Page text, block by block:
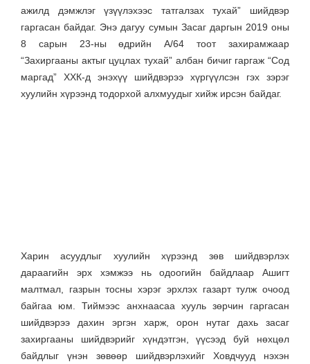
ажилд дэмжлэг үзүүлэхээс татгалзах тухай” шийдвэр
гаргасан байдаг. Энэ дагуу сумын Засаг даргын 2019 оны
8 сарын 23-ны өдрийн А/64 тоот захирамжаар
“Захиргааны актыг цуцлах тухай” албан бичиг гаргаж “Сод
маргад” ХХК-д энэхүү шийдвэрээ хүргүүлсэн гэх зэрэг
хуулийн хүрээнд тодорхой алхмуудыг хийж ирсэн байдаг.
Харин асуудлыг хуулийн хүрээнд зөв шийдвэрлэх
дараагийн эрх хэмжээ нь одоогийн байдлаар Ашигт
малтмал, газрын тосны хэрэг эрхлэх газарт тулж очоод
байгаа юм. Тиймээс анхнаасаа хууль зөрчин гаргасан
шийдвэрээ дахин эргэн харж, орон нутаг дахь засаг
захиргааны шийдвэрийг хүндэтгэн, үүсээд буй нөхцөл
байдлыг үнэн зөвөөр шийдвэрлэхийг Ховдчууд нэхэн